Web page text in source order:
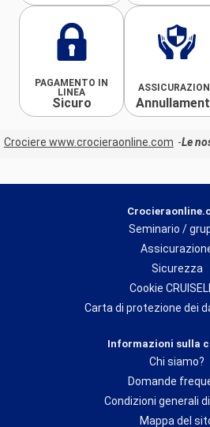
PAGAMENTO IN
LINEA
Sicuro
Crociere www.crocieraonline.com Le
Seminario /
Sicurezza
Cookie
Carta di protezione dei
Informazioni sulla
Chi siamo?
Domande
Condizioni generali
Mappa del